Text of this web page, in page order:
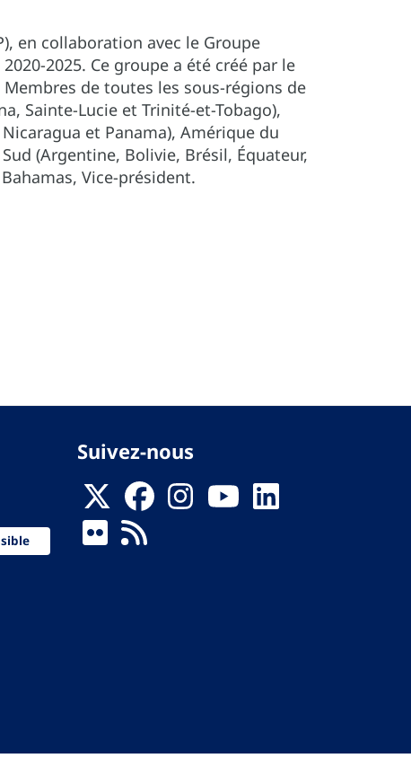
en collaboration avec le Groupe
2025. Ce groupe a été créé par le
Membres de toutes les sous-régions de
Sainte-Lucie et Trinité-et-Tobago),
et Panama), Amérique du
(Argentine, Bolivie, Brésil, Équateur,
Vice-président.
Suivez-nous